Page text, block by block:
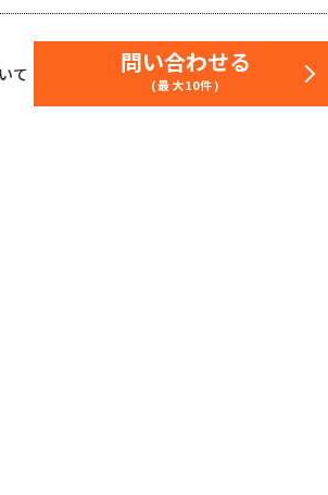
て 問い合わせる
(最大10件)